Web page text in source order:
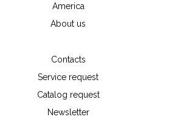
America
About us
Contacts
Service request
Catalog request
Newsletter